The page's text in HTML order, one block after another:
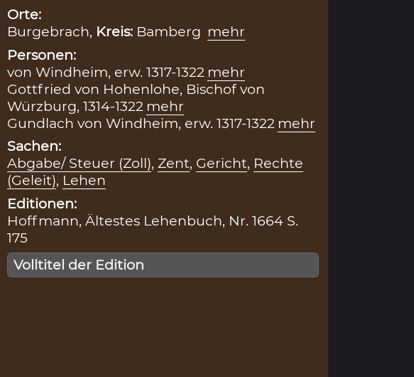
Orte:
Burgebrach, Kreis: Bamberg mehr
Personen:
von Windheim, erw. 1317-1322 mehr
Gottfried von Hohenlohe, Bischof von
Würzburg, 1314-1322 mehr
Gundlach von Windheim, erw. 1317-1322 mehr
Sachen:
Abgabe/ Steuer (Zoll), Zent, Gericht, Rechte
(Geleit), Lehen
Editionen:
Hoffmann, Ältestes Lehenbuch, Nr. 1664 S.
175
Volltitel der Edition